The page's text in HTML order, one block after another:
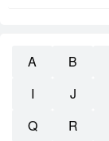
A B
I
J
Q
R